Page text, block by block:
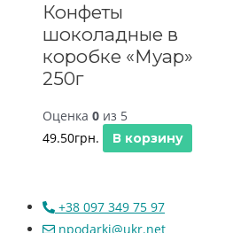
Конфеты
шоколадные в
коробке «Муар»
250г
Оценка 0 из 5
49.50грн. В корзину
+38 097 349 75 97
npodarki@ukr.net